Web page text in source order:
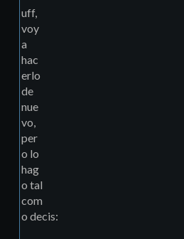
uff,
voy
a
hac
erlo
de
nue
vo,
per
o lo
hag
o tal
com
o decis: